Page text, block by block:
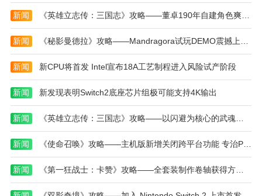
迎大家记住本站网址，本站是您下载安卓手游app最好
的网站！
新闻 《英雄立志传：三国志》攻略——董卓190年自建角色爽局攻略分享
新闻
新闻 新CPU将首发 Intel宣布18A工艺制程进入风险试产阶段
新闻 新发现表明Switch2底座芯片组极可能支持4K输出
新闻 《英雄立志传：三国志》攻略——以闪避为核心的武魂组合分享
新闻 《使命召唤》攻略——主机版新增关闭跨平台功能 专治PC作弊
新闻 《第一狂战士：卡赞》攻略——全套装制作卷轴获得方法介绍